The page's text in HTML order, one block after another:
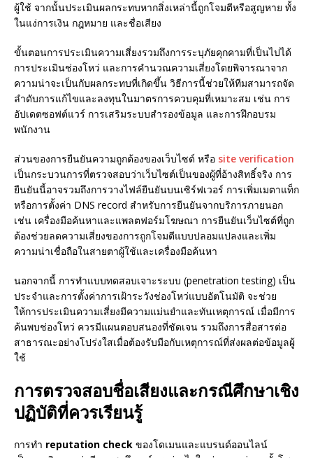
ผู้ใช้ จากนั้นประเมินผลกระทบหากสิ่งเหล่านี้ถูกโจมตีหรือสูญหาย ทั้ง
ในแง่การเงิน กฎหมาย และชื่อเสียง
ขั้นตอนการประเมินความเสี่ยงรวมถึงการระบุภัยคุกคามที่เป็นไปได้
การประเมินช่องโหว่ และการคำนวณความเสี่ยงโดยพิจารณาจาก
ความน่าจะเป็นกับผลกระทบที่เกิดขึ้น วิธีการนี้ช่วยให้ทีมสามารถจัด
ลำดับการแก้ไขและลงทุนในมาตรการควบคุมที่เหมาะสม เช่น การ
อัปเดตซอฟต์แวร์ การเสริมระบบสำรองข้อมูล และการฝึกอบรม
พนักงาน
ส่วนของการยืนยันความถูกต้องของเว็บไซต์ หรือ site verification
เป็นกระบวนการที่ตรวจสอบว่าเว็บไซต์เป็นของผู้ที่อ้างสิทธิ์จริง การ
ยืนยันนี้อาจรวมถึงการวางไฟล์ยืนยันบนเซิร์ฟเวอร์ การเพิ่มเมตาแท็ก
หรือการตั้งค่า DNS record สำหรับการยืนยันจากบริการภายนอก
เช่น เครื่องมือค้นหาและแพลตฟอร์มโฆษณา การยืนยันเว็บไซต์ที่ถูก
ต้องช่วยลดความเสี่ยงของการถูกโจมตีแบบปลอมแปลงและเพิ่ม
ความน่าเชื่อถือในสายตาผู้ใช้และเครื่องมือค้นหา
นอกจากนี้ การทำแบบทดสอบเจาะระบบ (penetration testing) เป็น
ประจำและการตั้งค่าการเฝ้าระวังช่องโหว่แบบอัตโนมัติ จะช่วย
ให้การประเมินความเสี่ยงมีความแม่นยำและทันเหตุการณ์ เมื่อมีการ
ค้นพบช่องโหว่ ควรมีแผนตอบสนองที่ชัดเจน รวมถึงการสื่อสารต่อ
สาธารณะอย่างโปร่งใสเมื่อต้องรับมือกับเหตุการณ์ที่ส่งผลต่อข้อมูลผู้
ใช้
การตรวจสอบชื่อเสียงและกรณีศึกษาเชิง
ปฏิบัติที่ควรเรียนรู้
การทำ reputation check ของโดเมนและแบรนด์ออนไลน์